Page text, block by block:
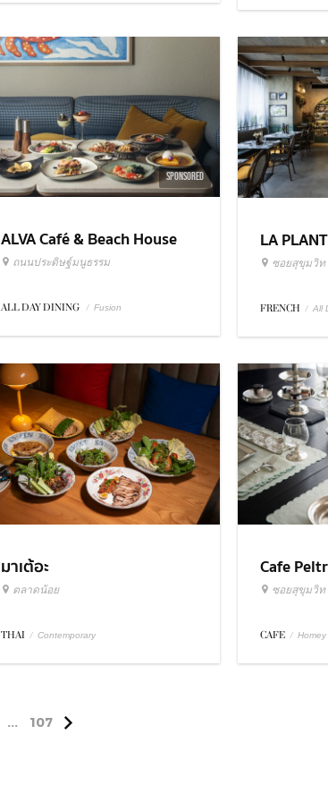
SPONSORED
ALVA Café & Beach House
ถนนประดิษฐ์มนูธรรม
ALL DAY DINING / Fusion
LA
ซอยสุขุมวิท
FRENCH / All
มาเต้อะ
ตลาดน้อย
THAI / Contemporary
Cafe
ซอยสุขุมวิท
CAFE / Homey
... 107